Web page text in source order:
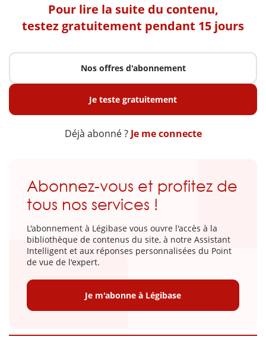
Pour lire la suite du contenu,
testez gratuitement pendant 15 jours
Nos offres d'abonnement
Je teste gratuitement
Déjà abonné ? Je me connecte
Abonnez-vous et profitez de
tous nos services !
L'abonnement à Légibase vous ouvre l'accès à la
bibliothèque de contenus du site, à notre Assistant
Intelligent et aux réponses personnalisées du Point
de vue de l'expert.
Je m'abonne à Légibase